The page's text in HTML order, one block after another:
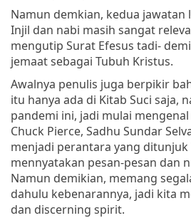
Namun demkian, kedua jawatan
Injil dan nabi masih sangat
mengutip Surat Efesus tadi-
jemaat sebagai Tubuh Kristus.
Awalnya penulis juga berpikir
itu hanya ada di Kitab Suci saja,
pandemi ini, jadi mulai
Chuck Pierce, Sadhu Sundar
menjadi perantara yang ditunjuk
mennyatakan pesan-pesan dan
Namun demikian, memang
dahulu kebenarannya, jadi kita
dan discerning spirit.